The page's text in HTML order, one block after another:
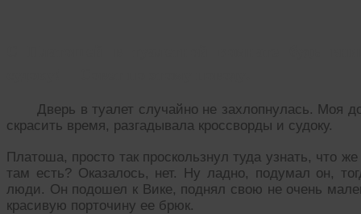
Дверь в туалет случайно не захлопнулась. Моя
скрасить время, разгадывала кроссворды и судоку.
Платоша, просто так проскользнул туда узнать, что
там есть? Оказалось, нет. Ну ладно, подумал он,
люди. Он подошел к Вике, поднял свою не очень
красивую порточину ее брюк.